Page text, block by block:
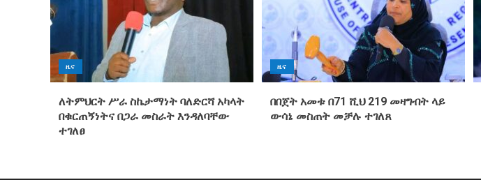
ዜና
ለትምህርት ሥራ ስኬታማነት ባለድርሻ አካላት
በቁርጠኝነትና በጋራ መስራት እንዳለባቸው
ተገለፀ
ዜና
በበጀት አመቱ በ71 ሺህ 219 መዛግብት ላይ
ውሳኔ መስጠት መቻሉ ተገለጸ